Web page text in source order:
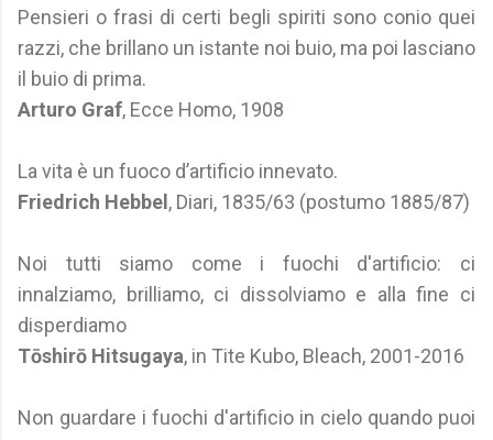
Pensieri o frasi di certi begli spiriti sono conio quei
razzi, che brillano un istante noi buio, ma poi lasciano
il buio di prima.
Arturo Graf, Ecce Homo, 1908
La vita è un fuoco d’artificio innevato.
Friedrich Hebbel , Diari, 1835/63 (postumo 1885/87)
Noi tutti siamo come i fuochi d'artificio: ci
innalziamo, brilliamo, ci dissolviamo e alla fine ci
disperdiamo
Tōshirō Hitsugaya, in Tite Kubo, Bleach, 2001-2016
Non guardare i fuochi d'artificio in cielo quando puoi